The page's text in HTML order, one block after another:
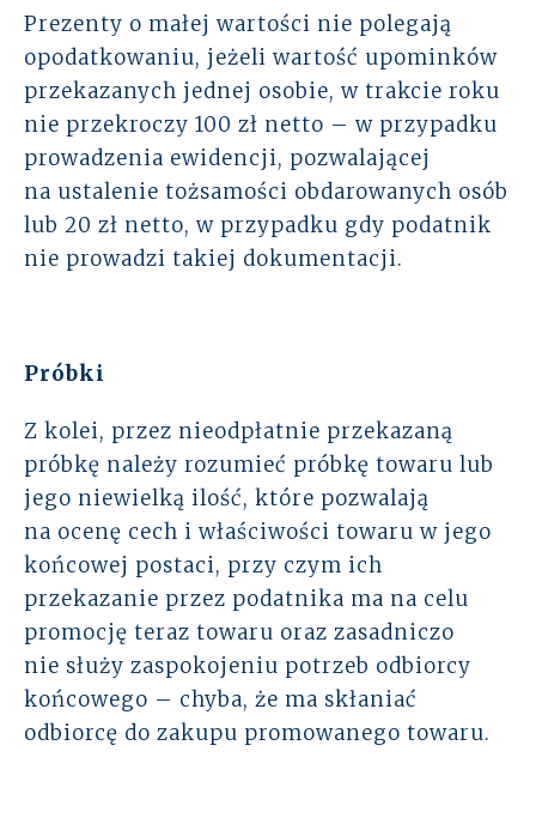
Prezenty o małej wartości nie polegają
opodatkowaniu, jeżeli wartość upominków
przekazanych jednej osobie, w trakcie roku
nie przekroczy 100 zł netto – w przypadku
prowadzenia ewidencji, pozwalającej
na ustalenie tożsamości obdarowanych osób
lub 20 zł netto, w przypadku gdy podatnik
nie prowadzi takiej dokumentacji.
Próbki
Z kolei, przez nieodpłatnie przekazaną
próbkę należy rozumieć próbkę towaru lub
jego niewielką ilość, które pozwalają
na ocenę cech i właściwości towaru w jego
końcowej postaci, przy czym ich
przekazanie przez podatnika ma na celu
promocję teraz towaru oraz zasadniczo
nie służy zaspokojeniu potrzeb odbiorcy
końcowego – chyba, że ma skłaniać
odbiorcę do zakupu promowanego towaru.